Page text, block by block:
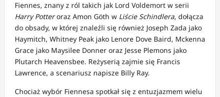
Fiennes, znany z ról takich jak Lord Voldemort w serii
Harry Potteroraz Amon Göth w Liście Schindlera, dołącza
do obsady, w której znaleźli się również Joseph Zada jako
Haymitch, Whitney Peak jako Lenore Dove Baird, Mckenna
Grace jako Maysilee Donner oraz Jesse Plemons jako
Plutarch Heavensbee. Reżyserią zajmie się Francis
Lawrence, a scenariusz napisze Billy Ray.
Chociaż wybór Fiennesa spotkał się z entuzjazmem wielu